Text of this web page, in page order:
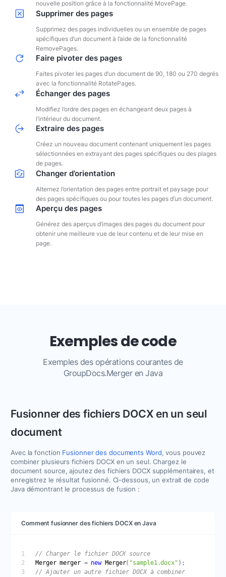
nouvelle position grâce à la fonctionnalité MovePage.
Supprimer des pages
Supprimez des pages individuelles ou un ensemble de pages
spécifiques d’un document à l’aide de la fonctionnalité
RemovePages.
Faire pivoter des pages
Faites pivoter les pages d’un document de 90, 180 ou 270 degrés
avec la fonctionnalité RotatePages.
Échanger des pages
Modifiez l’ordre des pages en échangeant deux pages à
l’intérieur du document.
Extraire des pages
Créez un nouveau document contenant uniquement les pages
sélectionnées en extrayant des pages spécifiques ou des plages
de pages.
Changer d’orientation
Alternez l’orientation des pages entre portrait et paysage pour
des pages spécifiques ou pour toutes les pages d’un document.
Aperçu des pages
Générez des aperçus d’images des pages du document pour
obtenir une meilleure vue de leur contenu et de leur mise en
page.
Exemples de code
Exemples des opérations courantes de
GroupDocs.Merger en Java
Fusionner des fichiers DOCX en un seul
document
Avec la fonction Fusionner des documents Word, vous pouvez
combiner plusieurs fichiers DOCX en un seul. Chargez le
document source, ajoutez des fichiers DOCX supplémentaires, et
enregistrez le résultat fusionné. Ci-dessous, un extrait de code
Java démontrant le processus de fusion :
Comment fusionner des fichiers DOCX en Java
// Charger le fichier DOCX source
Merger merger = new Merger( "sample1.docx"
// Ajouter un autre fichier DOCX à combiner